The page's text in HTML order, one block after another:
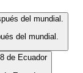
del mundial.